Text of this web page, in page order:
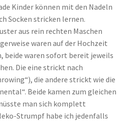
Kinder können mit den Nadeln
Socken stricken lernen.
aus rein rechten Maschen
waren auf der Hochzeit
beide waren sofort bereit jeweils
Die eine strickt nach
die andere strickt wie die
Beide kamen zum gleichen
man sich komplett
Strumpf habe ich jedenfalls